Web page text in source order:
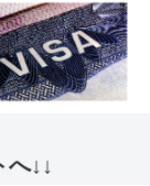
↓↓